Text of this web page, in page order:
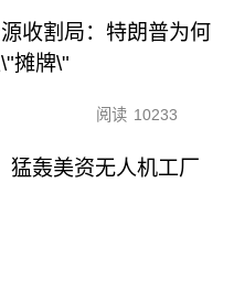
收割局：特朗普为何
摊牌\"
阅读 10233
轰美资无人机工厂